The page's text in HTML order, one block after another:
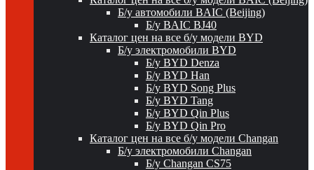
Б/у автомобили BAIC (Beijing)
Б/у BAIC BJ40
Каталог цен на все б/у модели BYD
Б/у электромобили BYD
Б/у BYD Denza
Б/у BYD Han
Б/у BYD Song Plus
Б/у BYD Tang
Б/у BYD Qin Plus
Б/у BYD Qin Pro
Каталог цен на все б/у модели Changan
Б/у электромобили Changan
Б/у Changan CS75